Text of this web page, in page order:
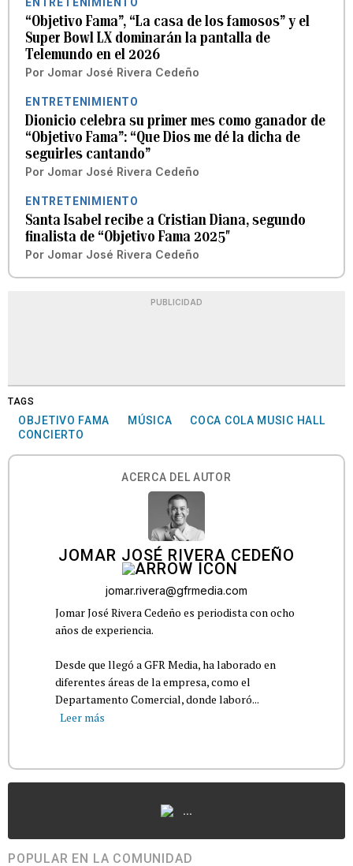
ENTRETENIMIENTO
“Objetivo Fama”, “La casa de los famosos” y el
Super Bowl LX dominarán la pantalla de
Telemundo en el 2026
Por Jomar José Rivera Cedeño
ENTRETENIMIENTO
Dionicio celebra su primer mes como ganador de
“Objetivo Fama”: “Que Dios me dé la dicha de
seguirles cantando”
Por Jomar José Rivera Cedeño
ENTRETENIMIENTO
Santa Isabel recibe a Cristian Diana, segundo
finalista de “Objetivo Fama 2025″
Por Jomar José Rivera Cedeño
PUBLICIDAD
TAGS
OBJETIVO FAMA MÚSICA
COCA COLA MUSIC HALL
CONCIERTO
ACERCA DEL AUTOR
JOMAR JOSÉ RIVERA CEDEÑO
jomar.rivera@gfrmedia.com
Jomar José Rivera Cedeño es periodista con ocho
años de experiencia.
Desde que llegó a GFR Media, ha laborado en
diferentes áreas de la empresa, como el
Departamento Comercial, donde laboró...
Leer más
...
POPULAR EN LA COMUNIDAD